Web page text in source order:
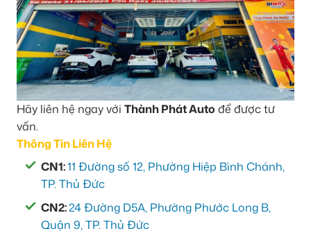
Hãy liên hệ ngay với Thành Phát Auto để được tư
vấn.
Thông Tin Liên Hệ
CN1:11 Đường số 12, Phường Hiệp Bình Chánh,
TP. Thủ Đức
CN2:24 Đường D5A, Phường Phước Long B,
Quận 9, TP. Thủ Đức